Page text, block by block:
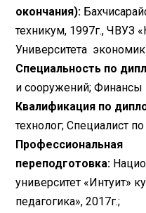
окончания):
техникум, 1997г., ЧВУЗ
Университета
Специальность по
и сооружений; Финансы
Квалификация по
технолог; Специалист
Профессиональная
переподготовка:
университет «Интуит»
педагогика», 2017г.;